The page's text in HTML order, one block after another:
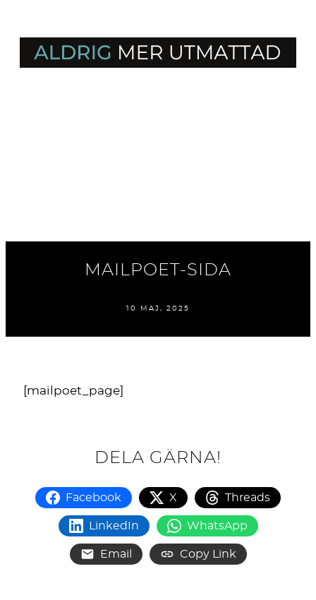
MAILPOET-SIDA
10 MAJ, 2025
[mailpoet_page]
DELA GÄRNA!
Facebook X Threads
LinkedIn WhatsApp
Email Copy Link